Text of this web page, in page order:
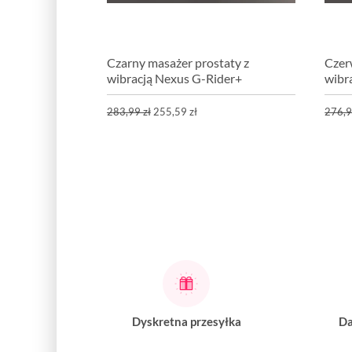
Czarny masażer prostaty z
wibracją Nexus G-Rider+
283,99 zł 255,59 zł
Dyskretna przesyłka